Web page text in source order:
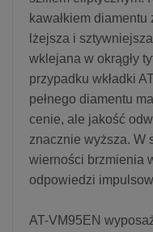
kawałkiem diamentu
lżejsza i
wklejana w okrągły
przypadku wkładki
pełnego diamentu
cenie, ale jakość
znacznie wyższa. W
wierności brzmienia
odpowiedzi
AT-VM95EN